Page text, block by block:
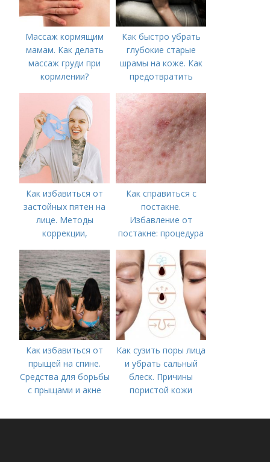
Массаж кормящим
мамам. Как делать
массаж груди при
кормлении?
Как быстро убрать
глубокие старые
шрамы на коже. Как
предотвратить
Как избавиться от
застойных пятен на
лице. Методы
коррекции,
акне и удаления
рубцов и шрамов
постакне
Как справиться с
постакне.
Избавление от
постакне: процедура
Как избавиться от
прыщей на спине.
Средства для борьбы
с прыщами и акне
Как сузить поры лица
и убрать сальный
блеск. Причины
пористой кожи